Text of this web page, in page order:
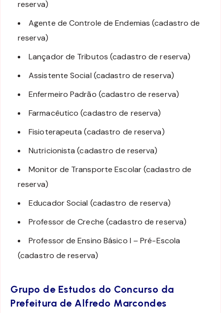
reserva)
Agente de Controle de Endemias (cadastro de
reserva)
Lançador de Tributos (cadastro de reserva)
Assistente Social (cadastro de reserva)
Enfermeiro Padrão (cadastro de reserva)
Farmacêutico (cadastro de reserva)
Fisioterapeuta (cadastro de reserva)
Nutricionista (cadastro de reserva)
Monitor de Transporte Escolar (cadastro de
reserva)
Educador Social (cadastro de reserva)
Professor de Creche (cadastro de reserva)
Professor de Ensino Básico I – Pré-Escola
(cadastro de reserva)
Grupo de Estudos do Concurso da
Prefeitura de Alfredo Marcondes